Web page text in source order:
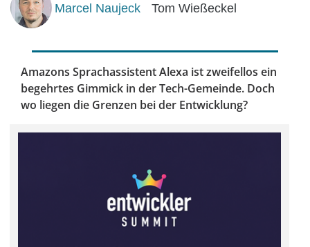
Marcel Naujeck Tom Wießeckel
Amazons Sprachassistent Alexa ist zweifellos ein
begehrtes Gimmick in der Tech-Gemeinde. Doch
wo liegen die Grenzen bei der Entwicklung?